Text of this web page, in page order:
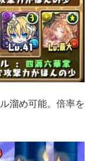
溜め可能。倍率を